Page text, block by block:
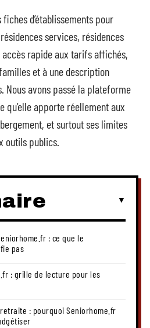
d’établissements pour
résidences services, résidences
rapide aux tarifs affichés,
et à une description
Nous avons passé la plateforme
apporte réellement aux
et surtout ses limites
outils publics.
: ce que le
pas
: grille de lecture pour les
: pourquoi Seniorhome.fr